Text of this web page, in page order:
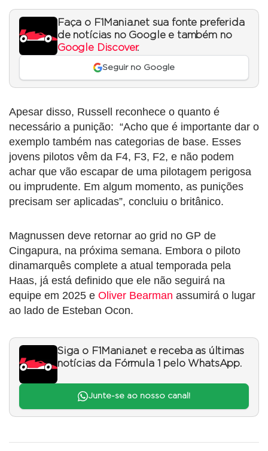
Faça o F1Mania.net sua fonte preferida
de notícias no Google e também no
Google Discover.
Seguir no Google
Apesar disso, Russell reconhece o quanto é
necessário a punição: “Acho que é importante dar o
exemplo também nas categorias de base. Esses
jovens pilotos vêm da F4, F3, F2, e não podem
achar que vão escapar de uma pilotagem perigosa
ou imprudente. Em algum momento, as punições
precisam ser aplicadas”, concluiu o britânico.
Magnussen deve retornar ao grid no GP de
Cingapura, na próxima semana. Embora o piloto
dinamarquês complete a atual temporada pela
Haas, já está definido que ele não seguirá na
equipe em 2025 e Oliver Bearman assumirá o lugar
ao lado de Esteban Ocon.
Siga o F1Mania.net e receba as últimas
notícias da Fórmula 1 pelo WhatsApp.
Junte-se ao nosso canal!